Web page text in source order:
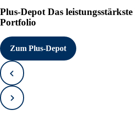
Plus-Depot Das
Portfolio
Zum Plus-Depot
Zurück
Vorwärts